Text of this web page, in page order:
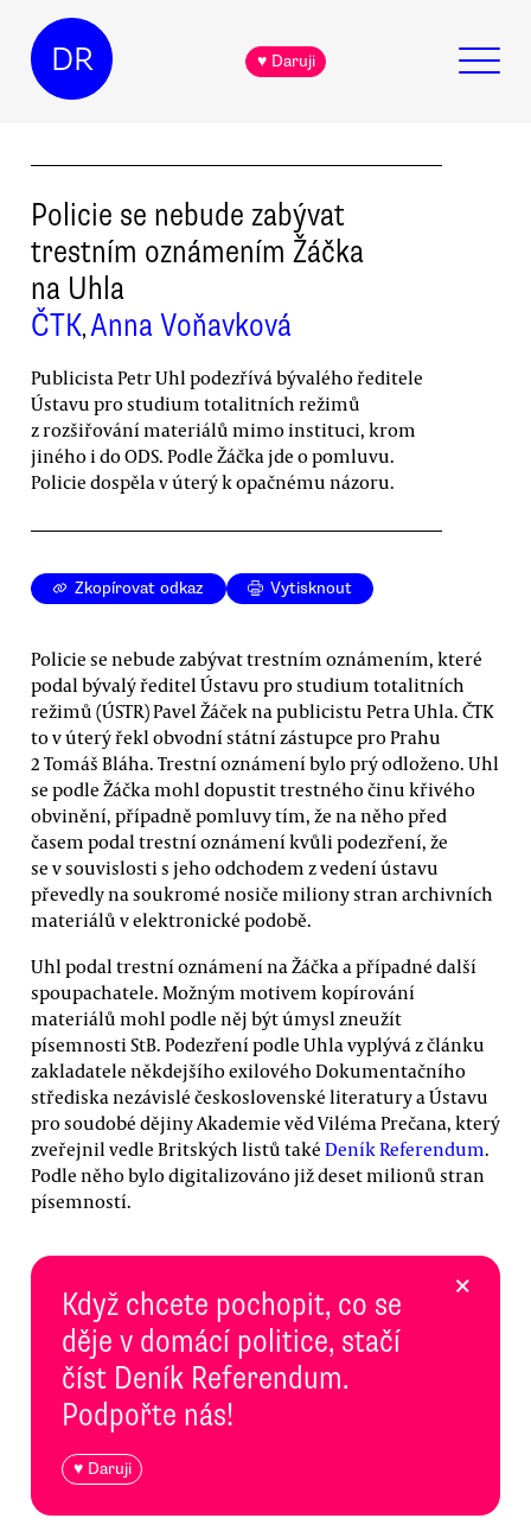
DR ♥ Daruji
Policie se nebude zabývat
trestním oznámením Žáčka
na Uhla
ČTK,Anna Voňavková
Publicista Petr Uhl podezřívá bývalého ředitele
Ústavu pro studium totalitních režimů
z rozšiřování materiálů mimo instituci, krom
jiného i do ODS. Podle Žáčka jde o pomluvu.
Policie dospěla v úterý k opačnému názoru.
Zkopírovat odkaz Vytisknout
Policie se nebude zabývat trestním oznámením, které
podal bývalý ředitel Ústavu pro studium totalitních
režimů (ÚSTR) Pavel Žáček na publicistu Petra Uhla. ČTK
to v úterý řekl obvodní státní zástupce pro Prahu
2 Tomáš Bláha. Trestní oznámení bylo prý odloženo. Uhl
se podle Žáčka mohl dopustit trestného činu křivého
obvinění, případně pomluvy tím, že na něho před
časem podal trestní oznámení kvůli podezření, že
se v souvislosti s jeho odchodem z vedení ústavu
převedly na soukromé nosiče miliony stran archivních
materiálů v elektronické podobě.
Uhl podal trestní oznámení na Žáčka a případné další
spoupachatele. Možným motivem kopírování
materiálů mohl podle něj být úmysl zneužít
písemnosti StB. Podezření podle Uhla vyplývá z článku
zakladatele někdejšího exilového Dokumentačního
střediska nezávislé československé literatury a Ústavu
pro soudobé dějiny Akademie věd Viléma Prečana, který
zveřejnil vedle Britských listů také Deník Referendum.
Podle něho bylo digitalizováno již deset milionů stran
písemností.
Když chcete pochopit, co se
děje v domácí politice, stačí
číst Deník Referendum.
Podpořte nás!
♥ Daruji
×